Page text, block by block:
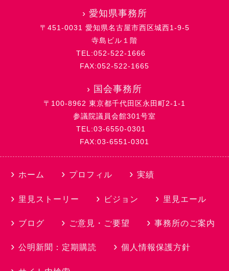
› 愛知県事務所
〒451-0031 愛知県名古屋市西区城西1-9-5
寺島ビル１階
TEL:052-522-1666
FAX:052-522-1665
› 国会事務所
〒100-8962 東京都千代田区永田町2-1-1
参議院議員会館301号室
TEL:03-6550-0301
FAX:03-6551-0301
ホーム プロフィル 実績
里見ストーリー ビジョン 里見エール
ブログ ご意見・ご要望 事務所のご案内
公明新聞：定期購読 個人情報保護方針